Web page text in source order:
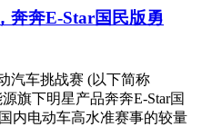
奔奔E-Star国民版勇
汽车挑战赛 (以下简称
旗下明星产品奔奔E-Star国
内电动车高水准赛事的较量